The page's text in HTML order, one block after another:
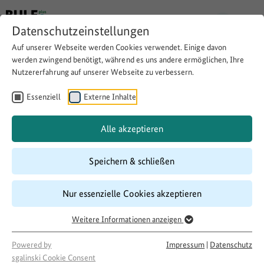
Datenschutzeinstellungen
Auf unserer Webseite werden Cookies verwendet. Einige davon
werden zwingend benötigt, während es uns andere ermöglichen, Ihre
Nutzererfahrung auf unserer Webseite zu verbessern.
Essenziell Externe Inhalte
Alle akzeptieren
Speichern & schließen
Nur essenzielle Cookies akzeptieren
Weitere Informationen anzeigen
Powered by
sgalinski Cookie Consent
Impressum | Datenschutz
Ansprechpartner von
Smarte.Land.Regionen in der
Hauptgeschäftsstelle des DLT
Website besuchen Download
03/2022
Förderung